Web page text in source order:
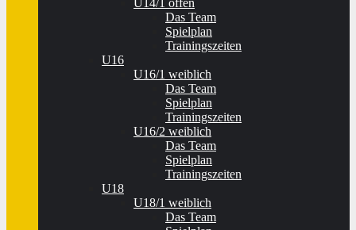
U14/1 offen
Das Team
Spielplan
Trainingszeiten
U16
U16/1 weiblich
Das Team
Spielplan
Trainingszeiten
U16/2 weiblich
Das Team
Spielplan
Trainingszeiten
U18
U18/1 weiblich
Das Team